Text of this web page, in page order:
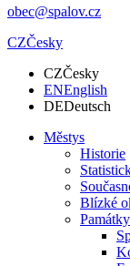
obec@spalov.cz
CZČesky
CZČesky
ENEnglish
DEDeutsch
Městys
Historie
Blízké